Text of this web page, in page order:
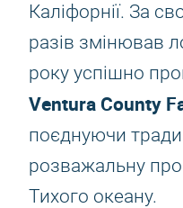
Каліфорнії. За
разів змінював
року успішно
Ventura County
поєднуючи
розважальну
Тихого океану.